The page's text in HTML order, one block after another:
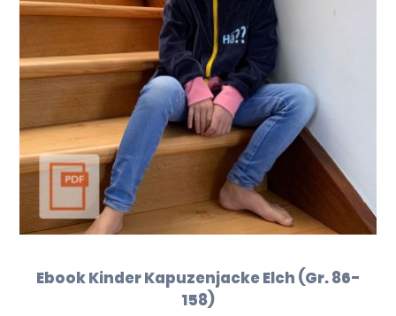
Ebook Kinder Kapuzenjacke Elch (Gr. 86-
158)